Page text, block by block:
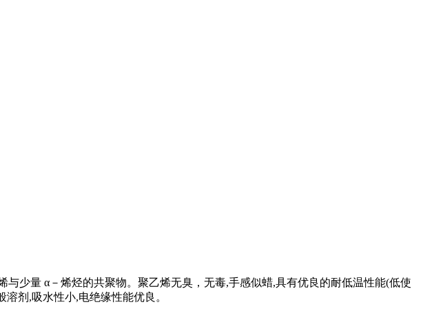
少量 α－烯烃的共聚物。聚乙烯无臭，无毒,手感似蜡,具有优良的耐低温性能(低使
剂,吸水性小,电绝缘性能优良。